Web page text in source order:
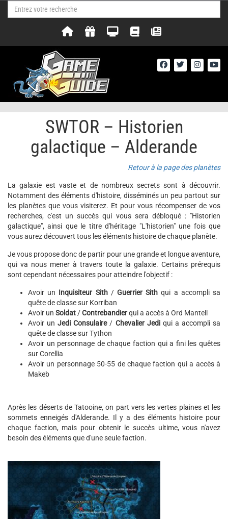
SWTOR – Historien
galactique – Alderande
Retour à la page des planètes
La galaxie est vaste et de nombreux secrets sont à découvrir.
Notamment des éléments d'histoire, disséminés un peu partout sur
les planètes que vous visiterez. Et pour vous récompenser de vos
recherches, c'est un succès qui vous sera débloqué : "Historien
galactique", ainsi que le titre d'héritage "L'historien" une fois que
vous aurez découvert tous les éléments histoire de chaque planète.
Je vous propose donc de partir pour une grande et longue aventure,
qui va nous mener à travers toute la galaxie. Certains prérequis
sont cependant nécessaires pour atteindre l'objectif :
Avoir un Inquisiteur Sith/Guerrier Sith qui a accompli sa
quête de classe sur Korriban
Avoir un Soldat /Contrebandierqui a accès à Ord Mantell
Avoir unJedi Consulaire/ Chevalier Jediqui a accompli sa
quête de classe sur Tython
Avoir un personnage de chaque faction qui a fini les quêtes
sur Corellia
Avoir un personnage 50-55 de chaque faction qui a accès à
Makeb
Après les déserts de Tatooine, on part vers les vertes plaines et les
sommets enneigés d'Alderande. Il y a des éléments histoire pour
chaque faction, mais pour obtenir le succès ultime, vous n'avez
besoin des éléments que d'une seule faction.